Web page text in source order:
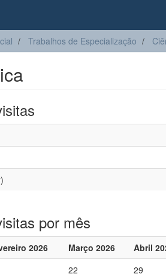
Trabalhos de Especialização
por mês
2026 Março 2026 Abril
22 29